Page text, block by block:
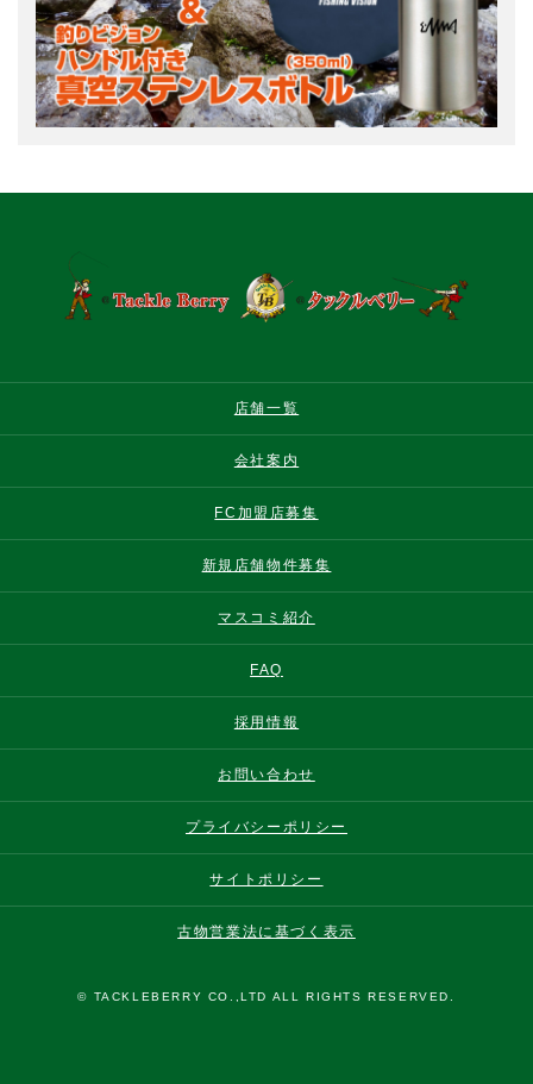
店舗一覧
会社案内
FC加盟店募集
新規店舗物件募集
マスコミ紹介
FAQ
採用情報
お問い合わせ
プライバシーポリシー
サイトポリシー
古物営業法に基づく表示
© TACKLEBERRY CO.,LTD ALL RIGHTS RESERVED.